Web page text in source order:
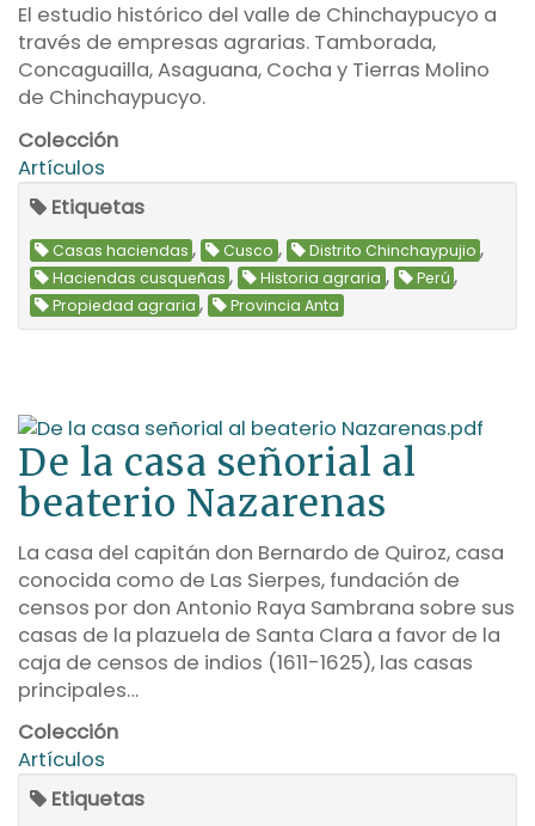
El estudio histórico del valle de Chinchaypucyo a
través de empresas agrarias. Tamborada,
Concaguailla, Asaguana, Cocha y Tierras Molino
de Chinchaypucyo.
Colección
Artículos
Etiquetas
Casas haciendas , Cusco , Distrito Chinchaypujio ,
Haciendas cusqueñas , Historia agraria , Perú ,
Propiedad agraria , Provincia Anta
De la casa señorial al
beaterio Nazarenas
La casa del capitán don Bernardo de Quiroz, casa
conocida como de Las Sierpes, fundación de
censos por don Antonio Raya Sambrana sobre sus
casas de la plazuela de Santa Clara a favor de la
caja de censos de indios (1611-1625), las casas
principales…
Colección
Artículos
Etiquetas